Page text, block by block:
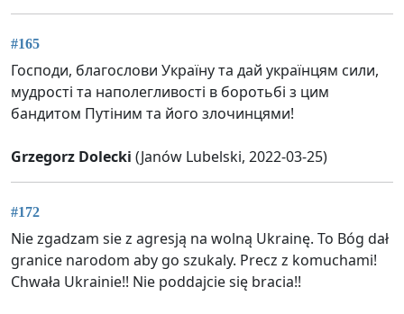
#165
Господи, благослови Україну та дай українцям сили,
мудрості та наполегливості в боротьбі з цим
бандитом Путіним та його злочинцями!
Grzegorz Dolecki (Janów Lubelski, 2022-03-25)
#172
Nie zgadzam sie z agresją na wolną Ukrainę. To Bóg dał
granice narodom aby go szukaly. Precz z komuchami!
Chwała Ukrainie!! Nie poddajcie się bracia!!